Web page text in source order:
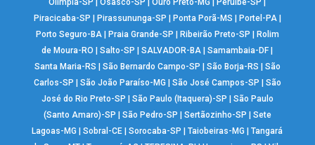
Olímpia-SP |Osasco-SP |Ouro Preto-MG |Peruíbe-SP |
Piracicaba-SP | Pirassununga-SP | Ponta Porã-MS | Portel-PA|
Porto Seguro-BA| Praia Grande-SP | Ribeirão Preto-SP | Rolim
de Moura-RO |Salto-SP |SALVADOR-BA |Samambaia-DF |
Santa Maria-RS | São Bernardo Campo-SP | São Borja-RS | São
Carlos-SP | São João Paraíso-MG | São José Campos-SP | São
José do Rio Preto-SP | São Paulo (Itaquera)-SP | São Paulo
(Santo Amaro)-SP | São Pedro-SP | Sertãozinho-SP | Sete
Lagoas-MG |Sobral-CE |Sorocaba-SP |Taiobeiras-MG |Tangará